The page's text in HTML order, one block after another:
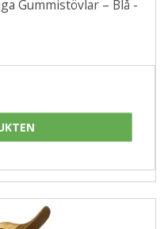
Gummistövlar – Blå -